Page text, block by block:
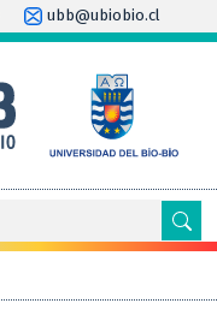
ubb@ubiobio.cl